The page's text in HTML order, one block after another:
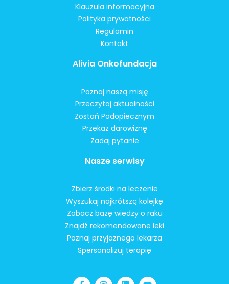
Klauzula informacyjna
Polityka prywatności
Regulamin
Kontakt
Alivia Onkofundacja
Poznaj naszą misję
Przeczytaj aktualności
Zostań Podopiecznym
Przekaż darowiznę
Zadaj pytanie
Nasze serwisy
Zbierz środki na leczenie
Wyszukaj najkrótszą kolejkę
Zobacz bazę wiedzy o raku
Znajdź rekomendowane leki
Poznaj przyjaznego lekarza
Spersonalizuj terapię